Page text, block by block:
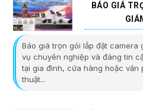
BÁO GIÁ
Báo giá trọn gói lắp đặt camera
vụ chuyên nghiệp và đáng tin
tại gia đình, cửa hàng hoặc văn
thuật...